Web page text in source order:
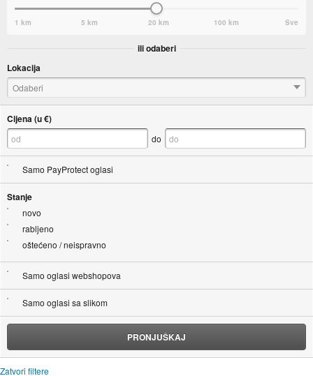
1 km 5 km 20 km 100 km Sve
ili odaberi
Lokacija
Odaberi
Cijena (u €)
do
Samo PayProtect oglasi
Stanje
novo
rabljeno
oštećeno / neispravno
Samo oglasi webshopova
Samo oglasi sa slikom
PRONJUŠKAJ
Zatvori filtere